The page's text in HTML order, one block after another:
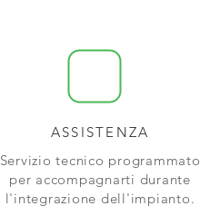
ASSISTENZA
Servizio tecnico programmato
per accompagnarti durante
l'integrazione dell'impianto.